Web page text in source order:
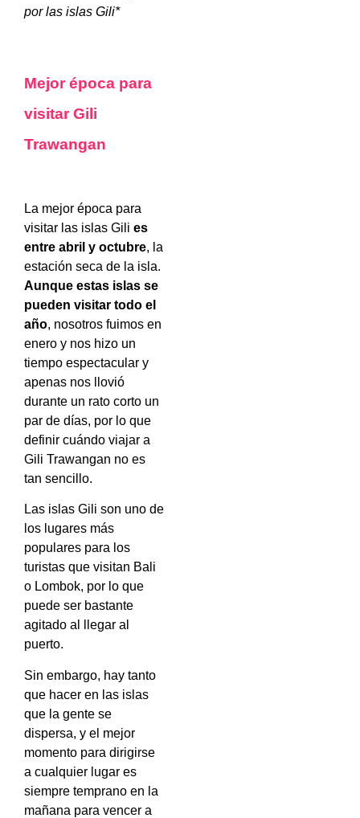
por las islas Gili*
Mejor época para
visitar Gili
Trawangan
La mejor época para
visitar las islas Gili es
entre abril y octubre, la
estación seca de la isla.
Aunque estas islas se
pueden visitar todo el
año, nosotros fuimos en
enero y nos hizo un
tiempo espectacular y
apenas nos llovió
durante un rato corto un
par de días, por lo que
definir cuándo viajar a
Gili Trawangan no es
tan sencillo.
Las islas Gili son uno de
los lugares más
populares para los
turistas que visitan Bali
o Lombok, por lo que
puede ser bastante
agitado al llegar al
puerto.
Sin embargo, hay tanto
que hacer en las islas
que la gente se
dispersa, y el mejor
momento para dirigirse
a cualquier lugar es
siempre temprano en la
mañana para vencer a